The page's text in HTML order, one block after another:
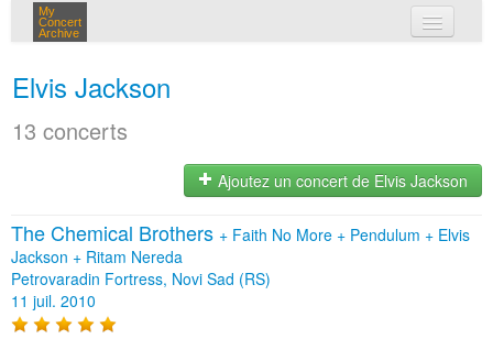
My
Concert
Archive
Elvis Jackson
13 concerts
Ajoutez un concert de Elvis Jackson
The Chemical Brothers + Faith No More + Pendulum + Elvis
Jackson + Ritam Nereda
Petrovaradin Fortress, Novi Sad (RS)
11 juil. 2010